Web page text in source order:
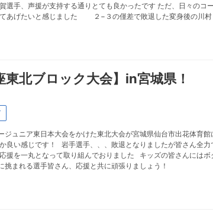
選手、声援が支持する通りとても良かったです ただ、日々の
あげたいと感じました ２−３の僅差で敗退した変身後の川
東北ブロック大会】in宮城県！
ュニア東日本大会をかけた東北大会が宮城県仙台市出花体
良い感じです！ 岩手選手、、、敗退となりましたが皆さん
援を一丸となって取り組んでおりました キッズの皆さんに
挑まれる選手皆さん、応援と共に頑張りましょう！